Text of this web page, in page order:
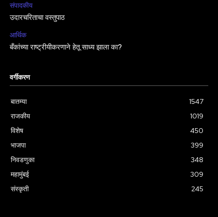
संपादकीय
उदारचरिताचा वस्तुपाठ
आर्थिक
बँकांच्या राष्ट्रीयीकरणाने हेतू साध्य झाला का?
वर्गीकरण
बातम्या
1547
राजकीय
1019
विशेष
450
भाजपा
399
निवडणुका
348
महामुंबई
309
संस्कृती
245